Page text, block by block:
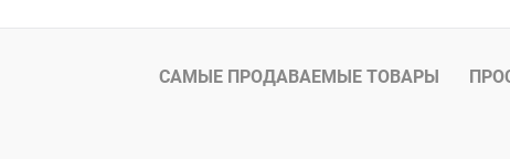
Сравнение
САМЫЕ ПРОДАВАЕМЫЕ ТОВАРЫ